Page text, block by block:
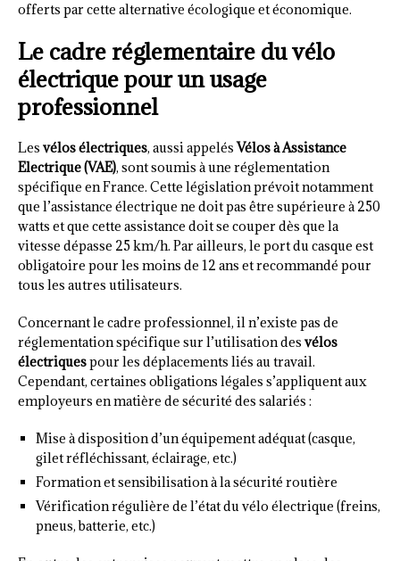
offerts par cette alternative écologique et économique.
Le cadre réglementaire du vélo
électrique pour un usage
professionnel
Les vélos électriques, aussi appelésVélos à Assistance
Electrique (VAE), sont soumis à une réglementation
spécifique en France. Cette législation prévoit notamment
que l’assistance électrique ne doit pas être supérieure à 250
watts et que cette assistance doit se couper dès que la
vitesse dépasse 25 km/h. Par ailleurs, le port du casque est
obligatoire pour les moins de 12 ans et recommandé pour
tous les autres utilisateurs.
Concernant le cadre professionnel, il n’existe pas de
réglementation spécifique sur l’utilisation des vélos
électriquespour les déplacements liés au travail.
Cependant, certaines obligations légales s’appliquent aux
employeurs en matière de sécurité des salariés :
Mise à disposition d’un équipement adéquat (casque,
gilet réfléchissant, éclairage, etc.)
Formation et sensibilisation à la sécurité routière
Vérification régulière de l’état du vélo électrique (freins,
pneus, batterie, etc.)